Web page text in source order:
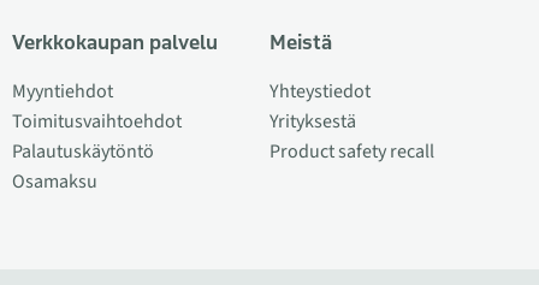
Verkkokaupan palvelu
Myyntiehdot
Toimitusvaihtoehdot
Palautuskäytöntö
Osamaksu
Meistä
Yhteystiedot
Yrityksestä
Product safety recall